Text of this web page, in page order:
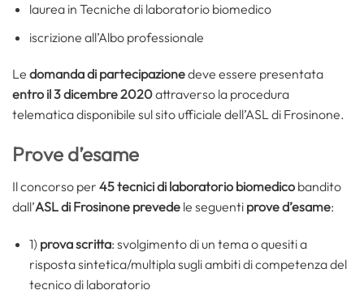
laurea in Tecniche di laboratorio biomedico
iscrizione all’Albo professionale
Le domanda di partecipazionedeve essere presentata
entro il 3 dicembre 2020attraverso la procedura
telematica disponibile sul sito ufficiale dell’ASL di Frosinone.
Prove d’esame
Il concorso per 45 tecnici di laboratorio biomedico bandito
dall’ASL di Frosinone prevede le seguenti prove d’esame:
1) prova scritta: svolgimento di un tema o quesiti a
risposta sintetica/multipla sugli ambiti di competenza del
tecnico di laboratorio